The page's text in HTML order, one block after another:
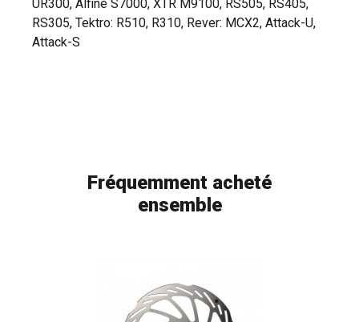
UR300, Alfine S7000, XTR M9100, RS505, RS405,
RS305, Tektro: R510, R310, Rever: MCX2, Attack-U,
Attack-S
Fréquemment acheté
ensemble